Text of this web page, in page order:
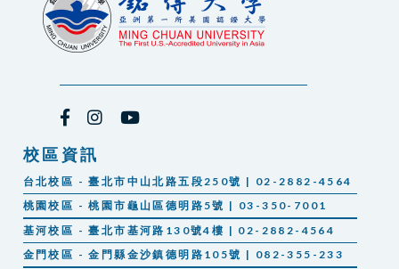
校區資訊
台北校區 - 臺北市中山北路五段250號 | 02-2882-4564
桃園校區 - 桃園市龜山區德明路5號 | 03-350-7001
基河校區 - 臺北市基河路130號4樓 | 02-2882-4564
金門校區 - 金門縣金沙鎮德明路105號 | 082-355-233